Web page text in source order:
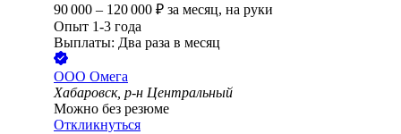
90 000 – 120 000 ₽ за месяц, на руки
Опыт 1-3 года
Выплаты: Два раза в месяц
ООО Омега
Хабаровск, р-н Центральный
Можно без резюме
Откликнуться